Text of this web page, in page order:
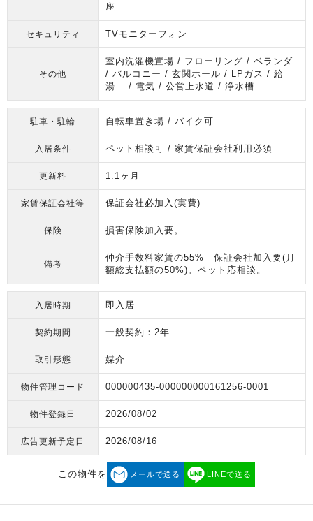
座
セキュリティ TVモニターフォン
その他
室内洗濯機置場 / フローリング / ベランダ
/ バルコニー / 玄関ホール / LPガス / 給
湯 / 電気 / 公営上水道 / 浄水槽
駐車・駐輪 自転車置き場 / バイク可
入居条件 ペット相談可 / 家賃保証会社利用必須
更新料 1.1ヶ月
家賃保証会社等 保証会社必加入(実費)
保険 損害保険加入要。
備考
仲介手数料家賃の55% 保証会社加入要(月
額総支払額の50%)。ペット応相談。
入居時期 即入居
契約期間 一般契約：2年
取引形態 媒介
物件管理コード 000000435-000000000161256-0001
物件登録日 2026/08/02
広告更新予定日 2026/08/16
この物件を メールで送る LINEで送る